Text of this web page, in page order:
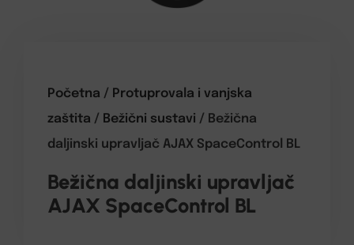
Početna / Protuprovala i vanjska
zaštita / Bežični sustavi / Bežična
daljinski upravljač AJAX SpaceControl BL
Bežična daljinski upravljač
AJAX SpaceControl BL